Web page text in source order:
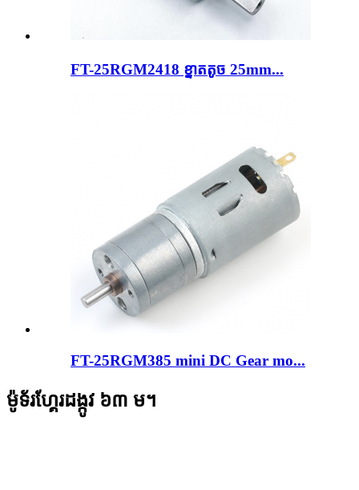
FT-25RGM2418 ខ្នាតតូច 25mm...
FT-25RGM385 mini DC Gear mo...
ម៉ូទ័រហ្គែរដង្កូវ ៦៣ ម។